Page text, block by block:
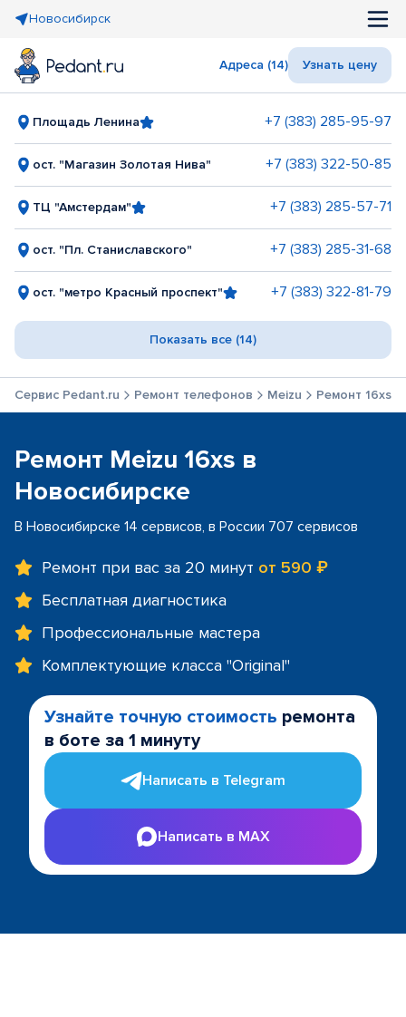
Новосибирск
Адреса (14) Узнать цену
Площадь Ленина +7 (383) 285-95-97
ост. "Магазин Золотая Нива" +7 (383) 322-50-85
ТЦ "Амстердам" +7 (383) 285-57-71
ост. "Пл. Станиславского" +7 (383) 285-31-68
ост. "метро Красный проспект" +7 (383) 322-81-79
Показать все (14)
Сервис Pedant.ru Ремонт телефонов Meizu Ремонт 16xs
Ремонт Meizu 16xs в
Новосибирске
В Новосибирске 14 сервисов, в России 707 сервисов
Ремонт при вас за 20 минут от 590 ₽
Бесплатная диагностика
Профессиональные мастера
Комплектующие класса "Original"
Узнайте точную стоимость ремонта
в боте за 1 минуту
Написать в Telegram
Написать в MAX